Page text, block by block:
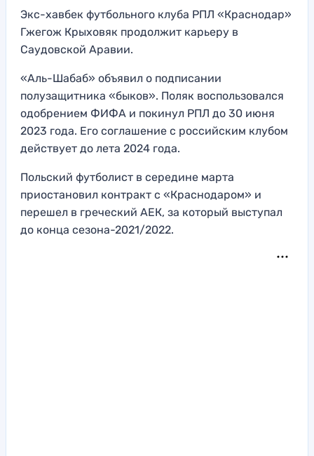
Экс-хавбек футбольного клуба РПЛ «Краснодар»
Гжегож Крыховяк продолжит карьеру в
Саудовской Аравии.
«Аль-Шабаб» объявил о подписании
полузащитника «быков». Поляк воспользовался
одобрением ФИФА и покинул РПЛ до 30 июня
2023 года. Его соглашение с российским клубом
действует до лета 2024 года.
Польский футболист в середине марта
приостановил контракт с «Краснодаром» и
перешел в греческий АЕК, за который выступал
до конца сезона-2021/2022.